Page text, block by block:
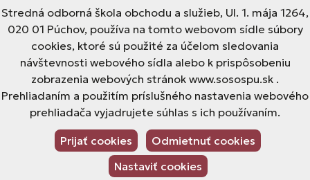
Stredná odborná škola obchodu a služieb, Ul. 1. mája 1264,
020 01 Púchov, používa na tomto webovom sídle súbory
cookies, ktoré sú použité za účelom sledovania
návštevnosti webového sídla alebo k prispôsobeniu
zobrazenia webových stránok www.sosospu.sk .
Prehliadaním a použitím príslušného nastavenia webového
prehliadača vyjadrujete súhlas s ich používaním.
Prijať cookies
Odmietnuť cookies
Nastaviť cookies